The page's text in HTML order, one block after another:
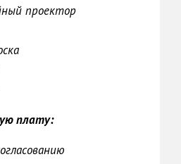
проектор
плату: